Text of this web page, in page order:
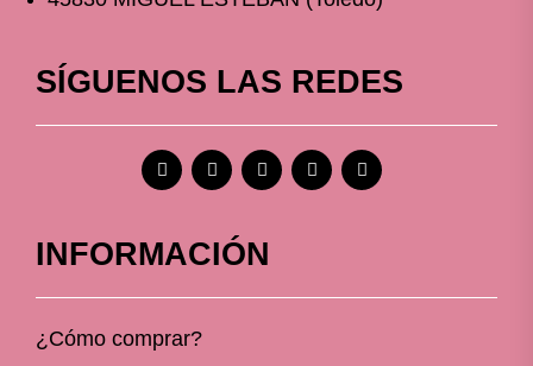
SÍGUENOS LAS REDES
INFORMACIÓN
¿Cómo comprar?